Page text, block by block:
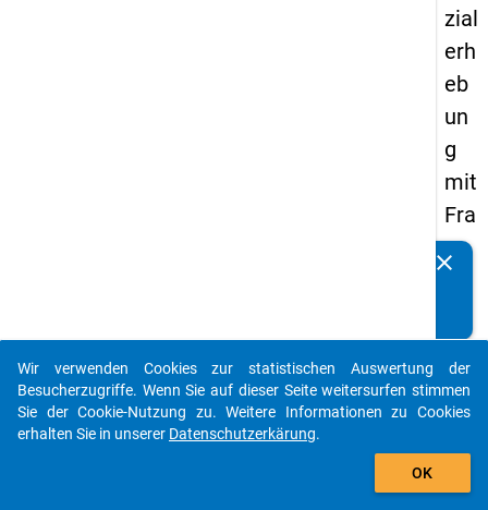
zial
erh
eb
un
g
mit
Fra
ge
de
n
Au
clear
auto_stories
add_shopping_cart
Wir verwenden Cookies zur statistischen Auswertung der
Besucherzugriffe. Wenn Sie auf dieser Seite weitersurfen stimmen
Sie der Cookie-Nutzung zu. Weitere Informationen zu Cookies
erhalten Sie in unserer Datenschutzerkärung.
OK